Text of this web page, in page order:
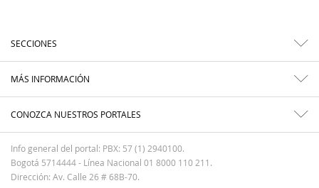
SECCIONES
MÁS INFORMACIÓN
CONOZCA NUESTROS PORTALES
Info general del portal: PBX: 57 (1) 2940100.
Bogotá 5714444 - Línea Nacional 01 8000 110 211.
Dirección: Av. Calle 26 # 68B-70.